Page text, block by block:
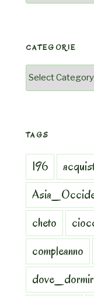
CATEGORIE
Categorie
TAGS
196
cheto
compleanno